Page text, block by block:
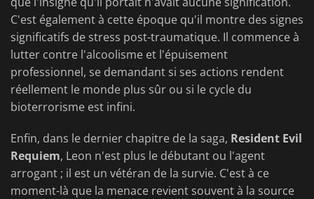
C'est également à cette époque qu'il montre des signes
significatifs de stress post-traumatique. Il commence à
lutter contre l'alcoolisme et l'épuisement
professionnel, se demandant si ses actions rendent
réellement le monde plus sûr ou si le cycle du
bioterrorisme est infini.
Enfin, dans le dernier chapitre de la saga, Resident Evil
Requiem, Leon n'est plus le débutant ou l'agent
arrogant ; il est un vétéran de la survie. C'est à ce
moment-là que la menace revient souvent à la source